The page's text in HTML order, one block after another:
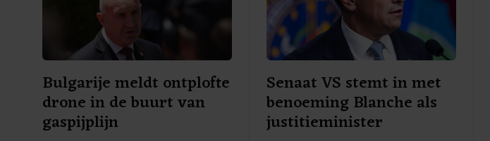
Bulgarije meldt ontplofte
drone in de buurt van
gaspijplijn
Senaat VS stemt in met
benoeming Blanche als
justitieminister